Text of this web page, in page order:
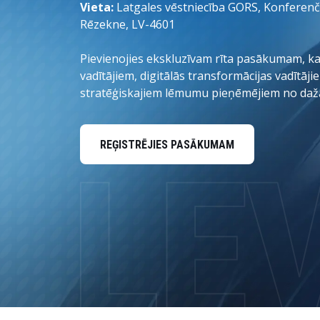
Data and Analytics
Sustainability Management
Vieta: Latgales vēstniecība GORS,
Rēzekne, LV-4601
Pievienojies ekskluzīvam rīta pasākumam,
vadītājiem, digitālās transformācijas
stratēģiskajiem lēmumu pieņēmējiem no
REĢISTRĒJIES PASĀKUMAM